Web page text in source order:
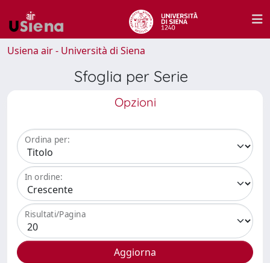
Usiena air - Università di Siena
Sfoglia per Serie
Opzioni
Ordina per:
In ordine:
Risultati/Pagina